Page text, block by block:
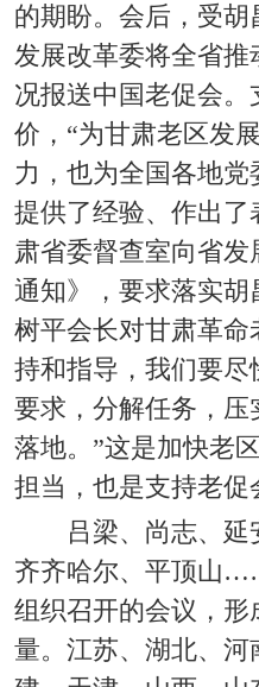
的期盼。会后，受
发展改革委将全省
况报送中国老促会
价，“为甘肃老区发
力，也为全国各地
提供了经验、作出了
肃省委督查室向省
通知》，要求落实胡
树平会长对甘肃革
持和指导，我们要尽
要求，分解任务，
落地。”这是加快老
担当，也是支持老促
吕梁、尚志、延安
齐齐哈尔、平顶山
组织召开的会议，形
量。江苏、湖北、